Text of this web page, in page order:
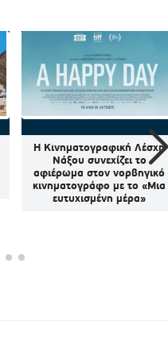
Η Κινηματογραφική Λέσχη
Νάξου συνεχίζει το
αφιέρωμα στον νορβηγικό
κινηματογράφο με το «Μια
ευτυχισμένη μέρα»